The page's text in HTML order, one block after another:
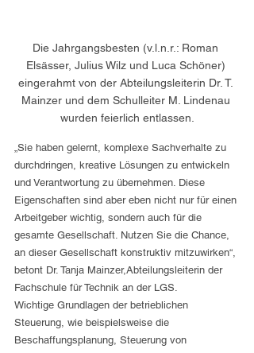
Die Jahrgangsbesten (v.l.n.r.: Roman
Elsässer, Julius Wilz und Luca Schöner)
eingerahmt von der Abteilungsleiterin Dr. T.
Mainzer und dem Schulleiter M. Lindenau
wurden feierlich entlassen.
„Sie haben gelernt, komplexe Sachverhalte zu
durchdringen, kreative Lösungen zu entwickeln
und Verantwortung zu übernehmen. Diese
Eigenschaften sind aber eben nicht nur für einen
Arbeitgeber wichtig, sondern auch für die
gesamte Gesellschaft. Nutzen Sie die Chance,
an dieser Gesellschaft konstruktiv mitzuwirken“,
betont Dr. Tanja Mainzer,Abteilungsleiterin der
Fachschule für Technik an der LGS.
Wichtige Grundlagen der betrieblichen
Steuerung, wie beispielsweise die
Beschaffungsplanung, Steuerung von